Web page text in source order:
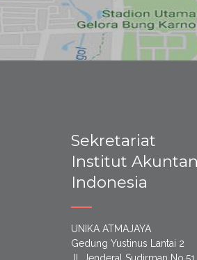
Sekretariat
Institut
Indonesia
UNIKA ATMAJAYA
Gedung Yustinus Lantai 2